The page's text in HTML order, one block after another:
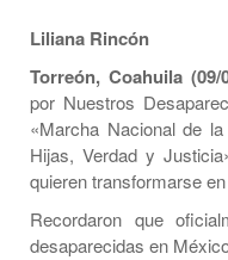
Liliana Rincón
Torreón, Coahuila (09/
por Nuestros
«Marcha Nacional de
Hijas, Verdad y
quieren transformarse
Recordaron que
desaparecidas en